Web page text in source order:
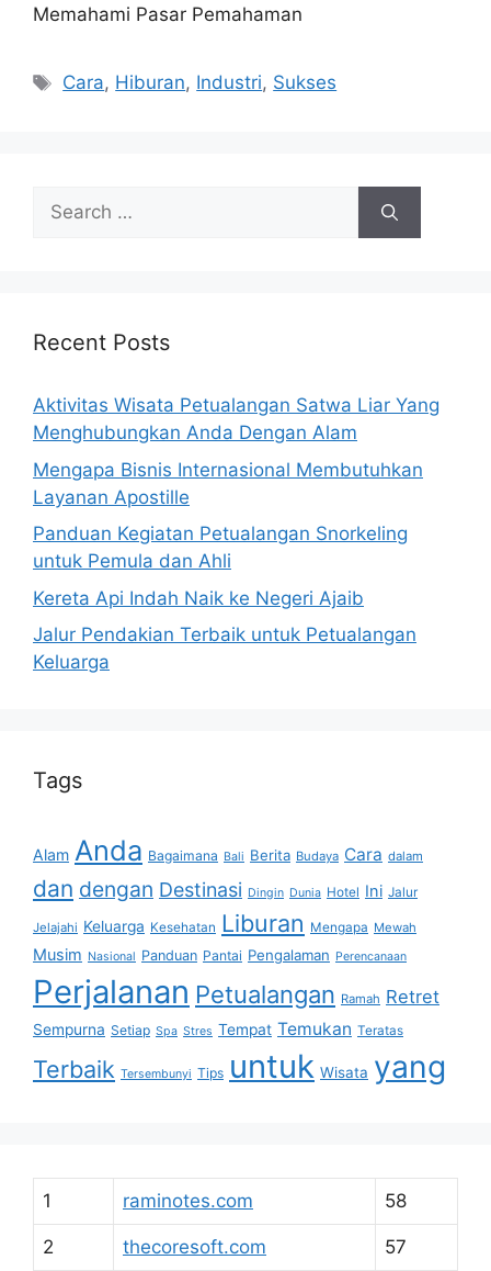
Memahami Pasar Pemahaman
Tags
Cara, Hiburan, Industri, Sukses
Search
for:
Recent Posts
Aktivitas Wisata Petualangan Satwa Liar Yang
Menghubungkan Anda Dengan Alam
Mengapa Bisnis Internasional Membutuhkan
Layanan Apostille
Panduan Kegiatan Petualangan Snorkeling
untuk Pemula dan Ahli
Kereta Api Indah Naik ke Negeri Ajaib
Jalur Pendakian Terbaik untuk Petualangan
Keluarga
Tags
Alam Anda Bagaimana Bali Berita Budaya Cara dalam
dan dengan Destinasi Dingin Dunia Hotel Ini Jalur
Jelajahi Keluarga Kesehatan Liburan Mengapa Mewah
Musim Nasional Panduan Pantai Pengalaman Perencanaan
Perjalanan Petualangan Ramah Retret
Sempurna Setiap Spa Stres Tempat Temukan Teratas
Terbaik Tersembunyi Tips untuk Wisata yang
1 raminotes.com 58
2 thecoresoft.com 57